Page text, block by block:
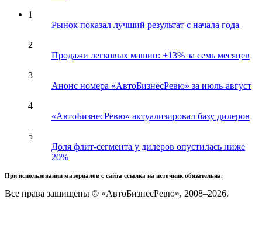
1
Рынок показал лучший результат с начала года
2
Продажи легковых машин: +13% за семь месяцев
3
Анонс номера «АвтоБизнесРевю» за июль-август
4
«АвтоБизнесРевю» актуализировал базу дилеров
5
Доля флит-сегмента у дилеров опустилась ниже
20%
При использовании материалов с сайта ссылка на источник обязательна.
Все права защищены © «АвтоБизнесРевю», 2008–2026.